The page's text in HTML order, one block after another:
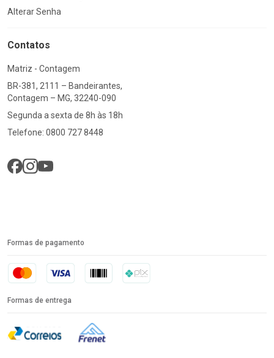
Alterar Senha
Contatos
Matriz - Contagem
BR-381, 2111 – Bandeirantes,
Contagem – MG, 32240-090
Segunda a sexta de 8h às 18h
Telefone: 0800 727 8448
Formas de pagamento
Formas de entrega